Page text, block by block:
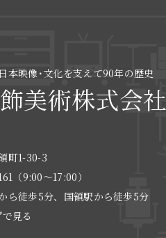
本映像･文化を支えて90年の歴史
美術株式会社
町1-30-3
（9:00〜17:00）
徒歩5分、国領駅から徒歩5分
見る